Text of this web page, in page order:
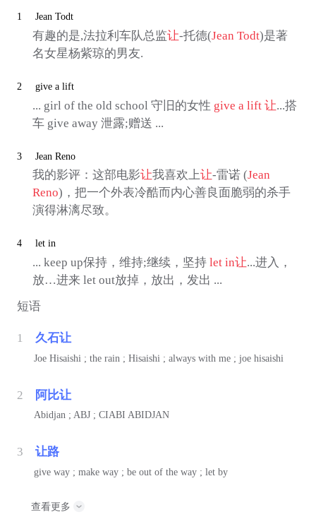
1 Jean Todt
有趣的是,法拉利车队总监让-托德(Jean Todt)是著
名女星杨紫琼的男友.
2 give a lift
... girl of the old school 守旧的女性 give a lift 让...搭
车 give away 泄露;赠送 ...
3 Jean Reno
我的影评：这部电影让我喜欢上让-雷诺 (Jean
Reno)，把一个外表冷酷而内心善良面脆弱的杀手
演得淋漓尽致。
4 let in
... keep up保持，维持;继续，坚持 let in让...进入，
放…进来 let out放掉，放出，发出 ...
短语
1 久石让
Joe Hisaishi ; the rain ; Hisaishi ; always with me ; joe hisaishi
2 阿比让
Abidjan ; ABJ ; CIABI ABIDJAN
3 让路
give way ; make way ; be out of the way ; let by
查看更多